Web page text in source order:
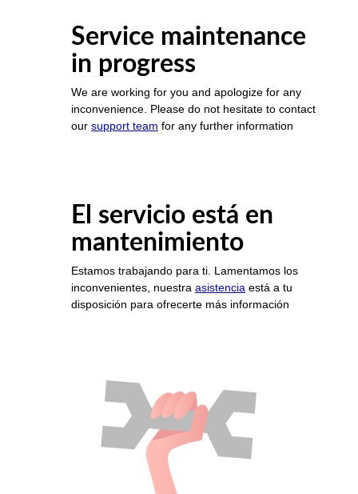
Service maintenance
in progress
We are working for you and apologize for any
inconvenience. Please do not hesitate to contact
our support team for any further information
El servicio está en
mantenimiento
Estamos trabajando para ti. Lamentamos los
inconvenientes, nuestra asistencia está a tu
disposición para ofrecerte más información